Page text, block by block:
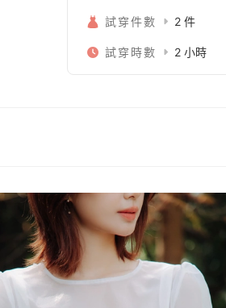
試穿件數 2 件
試穿時數 2 小時